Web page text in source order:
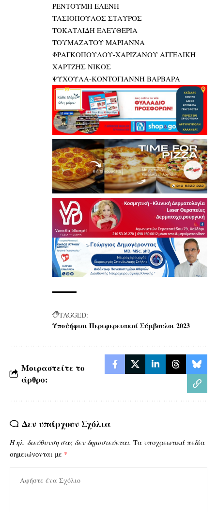
ΡΕΝΤΟΥΜΗ ΕΛΕΝΗ
ΤΑΣΙΟΠΟΥΛΟΣ ΣΤΑΥΡΟΣ
ΤΟΚΑΤΛΙΔΗ ΕΛΕΥΘΕΡΙΑ
ΤΟΥΜΑΖΑΤΟΥ ΜΑΡΙΑΝΝΑ
ΦΡΑΓΚΟΠΟΥΛΟΥ-ΧΑΡΙΖΑΝΟΥ ΑΓΓΕΛΙΚΗ
ΧΑΡΤΖΗΣ ΝΙΚΟΣ
ΨΥΧΟΥΛΑ-ΚΟΝΤΟΓΙΑΝΝΗ ΒΑΡΒΑΡΑ
TAGGED:
Υποψήφιοι Περιφερειακοί Σύμβουλοι 2023
Μοιραστείτε το
άρθρο:
Δεν υπάρχουν Σχόλια
Η ηλ. διεύθυνση σας δεν δημοσιεύεται. Τα υποχρεωτικά πεδία
σημειώνονται με *